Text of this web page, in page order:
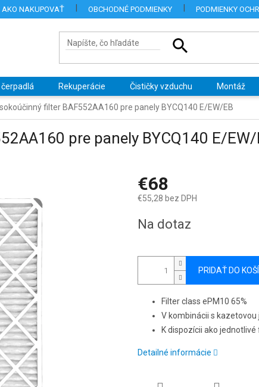
AKO NAKUPOVAŤ OBCHODNÉ PODMIENKY PODMIENKY
Rekuperácie Čističky vzduchu Montáž
filter BAF552AA160 pre panely BYCQ140 E/EW/EB
pre panely BYCQ140 E/EW/
€68
€55,28 bez DPH
cena:
Na dotaz
PRIDAŤ DO
Filter class ePM10 65%
V kombinácii s
K dispozícii ako
Detailné informácie